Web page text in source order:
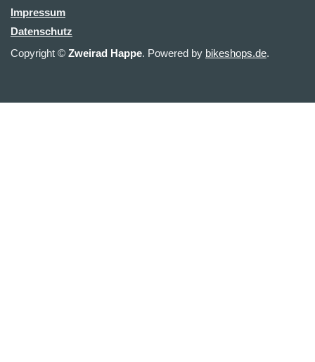
Impressum
Datenschutz
Copyright © Zweirad Happe. Powered by bikeshops.de.